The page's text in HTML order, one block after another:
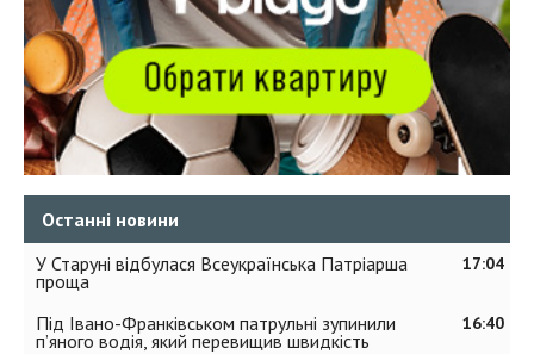
Останні новини
17:04
У Старуні відбулася Всеукраїнська Патріарша
проща
16:40
Під Івано-Франківськом патрульні зупинили
п’яного водія, який перевищив швидкість